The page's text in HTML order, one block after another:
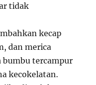
tidak
kecap
dan merica
bumbu tercampur
kecokelatan.